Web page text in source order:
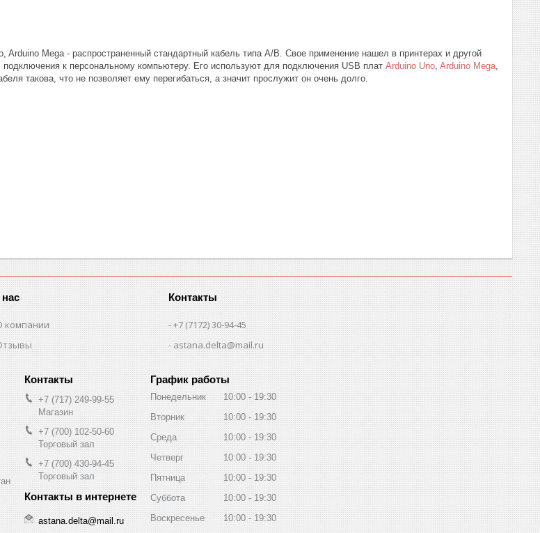
Arduino Mega - распространенный стандартный кабель типа A/B. Свое применение нашел в принтерах и другой
подключения к персональному компьютеру. Его используют для подключения USB плат Arduino Uno Arduino Mega
такова, что не позволяет ему перегибаться, а значит прослужит он очень долго.
компании
Контакты
+7 (7172) 30-94-45
astana.delta@mail.ru
+7 (717) 249-99-55
Магазин
+7 (700) 102-50-60
Торговый зал
+7 (700) 430-94-45
Торговый зал
astana.delta@mail.ru
График работы
Понедельник 10:00
19:30
Вторник
10:00
19:30
Среда
10:00
19:30
Четверг
10:00
19:30
Пятница
10:00
19:30
Суббота
10:00
19:30
Воскресенье
10:00 19:30